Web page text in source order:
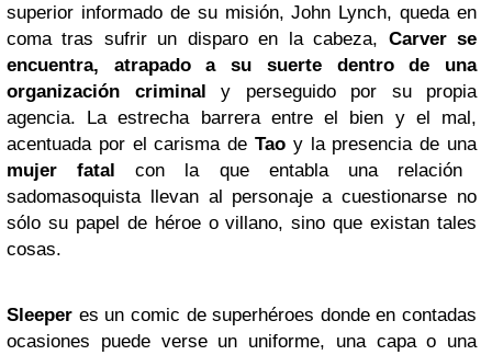
superior informado de su misión, John Lynch, queda en
coma tras sufrir un disparo en la cabeza, Carver se
encuentra, atrapado a su suerte dentro de una
organización criminal y perseguido por su propia
agencia. La estrecha barrera entre el bien y el mal,
acentuada por el carisma de Tao y la presencia de una
mujer fatal con la que entabla una relación
sadomasoquista llevan al personaje a cuestionarse no
sólo su papel de héroe o villano, sino que existan tales
cosas.
Sleeper es un comic de superhéroes donde en contadas
ocasiones puede verse un uniforme, una capa o una